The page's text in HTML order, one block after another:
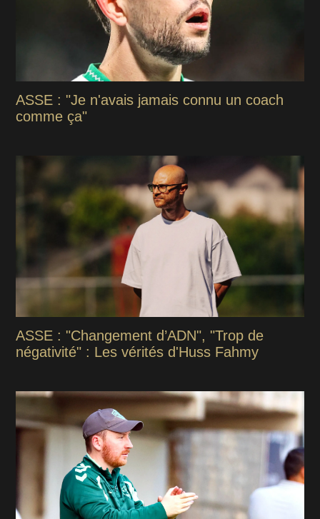
ASSE : "Je n'avais jamais connu un coach
comme ça"
ASSE : "Changement d’ADN", "Trop de
négativité" : Les vérités d'Huss Fahmy